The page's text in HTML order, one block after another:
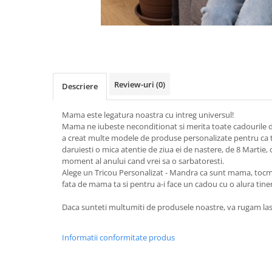
Descriere Review-uri (0)
Mama este legatura noastra cu intreg universul!
Mama ne iubeste neconditionat si merita toate cadourile
a creat multe modele de produse personalizate pentru ca
daruiesti o mica atentie de ziua ei de nastere, de 8 Martie,
moment al anului cand vrei sa o sarbatoresti.
Alege un Tricou Personalizat - Mandra ca sunt mama,
fata de mama ta si pentru a-i face un cadou cu o alura
Daca sunteti multumiti de produsele noastre, va rugam
Informatii conformitate produs